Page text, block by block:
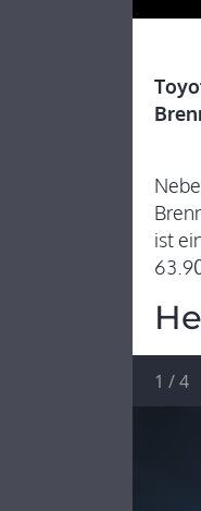
ist
1 /4